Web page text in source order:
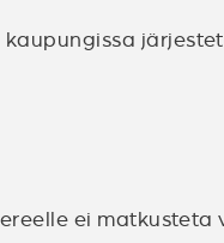
ei matkusteta